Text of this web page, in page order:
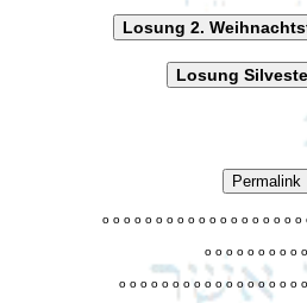
Losung 2.
Losung
Permalink
o o o o o o o o o o o o o o o o o o o
o o o o o o o o o o
o o o o o o o o o o o o o o o o o o